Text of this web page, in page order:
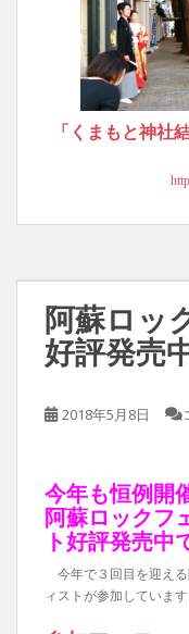
「くまもと神社
阿蘇ロッ
好評発売
2018年5月8日
今年も恒例開
阿蘇ロックフ
ト好評発売中
今年で３回目を迎え
ィストが参加しています